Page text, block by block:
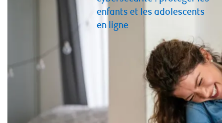
enfants et les adolescents
en ligne